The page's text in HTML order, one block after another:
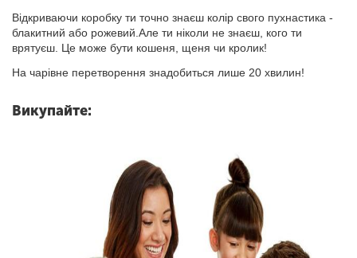
Відкриваючи коробку ти точно знаєш колір свого пухнастика -
блакитний або рожевий.Але ти ніколи не знаєш, кого ти
врятуєш. Це може бути кошеня, щеня чи кролик!
На чарівне перетворення знадобиться лише 20 хвилин!
Викупайте: